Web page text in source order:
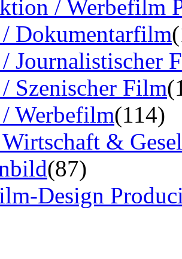
/ Werbefilm
/ Dokumentarfilm
Journalistischer
Szenischer Film
Werbefilm(114)
&
(87)
Design